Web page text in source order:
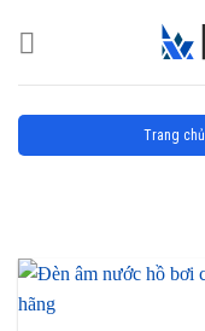
Trang chủ